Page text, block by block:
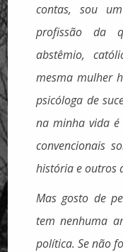
contas, sou
profissão da
abstêmio,
mesma mulher
psicóloga de
na minha vida é
convencionais
história e outros
Mas gosto de
tem nenhuma
política. Se não